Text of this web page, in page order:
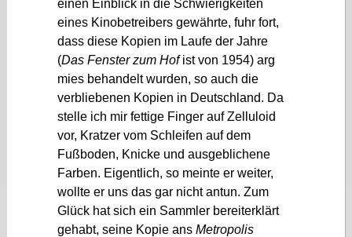
einen Einblick in die Schwierigkeiten
eines Kinobetreibers gewährte, fuhr fort,
dass diese Kopien im Laufe der Jahre
(Das Fenster zum Hofist von 1954) arg
mies behandelt wurden, so auch die
verbliebenen Kopien in Deutschland. Da
stelle ich mir fettige Finger auf Zelluloid
vor, Kratzer vom Schleifen auf dem
Fußboden, Knicke und ausgeblichene
Farben. Eigentlich, so meinte er weiter,
wollte er uns das gar nicht antun. Zum
Glück hat sich ein Sammler bereiterklärt
gehabt, seine Kopie ans Metropolis